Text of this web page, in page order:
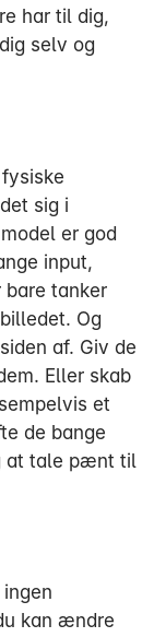
har til dig,
selv og
sig i
er god
input,
bare tanker
Og
af. Giv de
Eller skab
et
de bange
at tale pænt til
kan ændre